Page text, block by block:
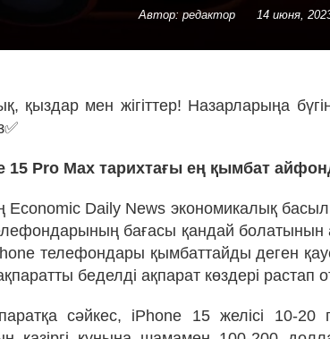
Автор: редактор 14 июня,
қыздар мен жігіттер! Назарларыңа
15 Pro Max тарихтағы ең қымбат
Economic Daily News экономикалық
бағасы қандай болатынын
телефондары қымбаттайды деген
беделді ақпарат көздері растап
сәйкес, iPhone 15 желісі 10-20